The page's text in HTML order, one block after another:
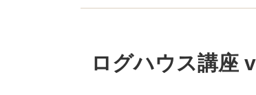
ログハウス講座